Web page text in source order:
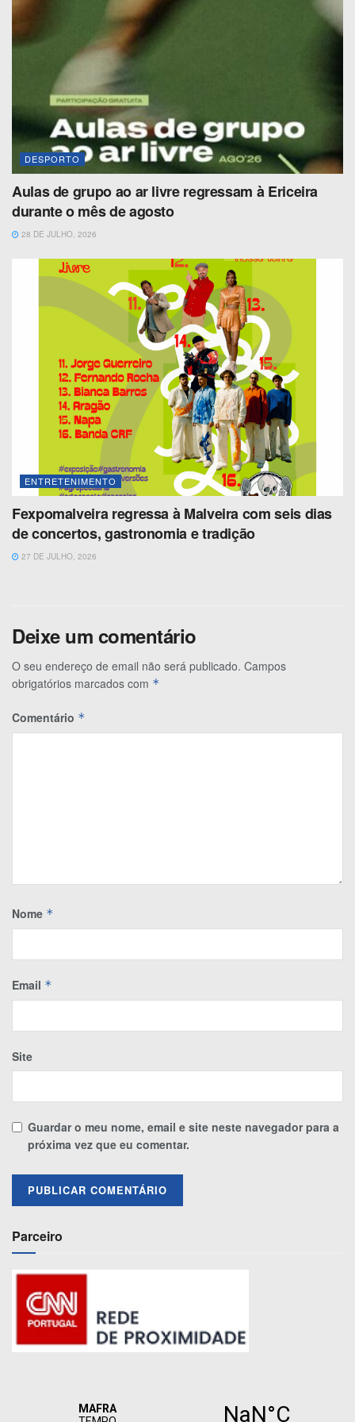
DESPORTO
Aulas de grupo ao ar livre regressam à Ericeira
durante o mês de agosto
28 DE JULHO, 2026
ENTRETENIMENTO
Fexpomalveira regressa à Malveira com seis dias
de concertos, gastronomia e tradição
27 DE JULHO, 2026
Deixe um comentário
O seu endereço de email não será publicado. Campos
obrigatórios marcados com *
Comentário *
Nome *
Email *
Site
Guardar o meu nome, email e site neste navegador para a
próxima vez que eu comentar.
Parceiro